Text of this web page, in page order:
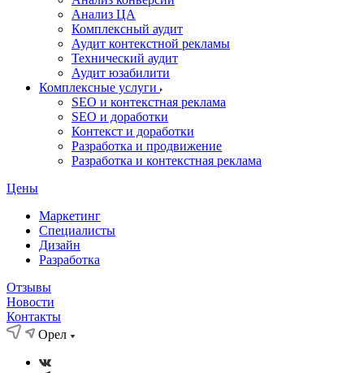
Анализ ЦА
Комплексный аудит
Аудит контекстной рекламы
Технический аудит
Аудит юзабилити
Комплексные услуги
SEO и контекстная реклама
SEO и доработки
Контекст и доработки
Разработка и продвижение
Разработка и контекстная реклама
Цены
Маркетинг
Специалисты
Дизайн
Разработка
Отзывы
Новости
Контакты
Орел